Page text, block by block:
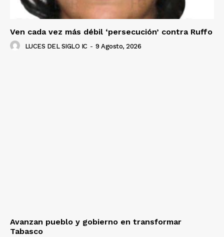
Ven cada vez más débil ‘persecución’ contra Ruffo
LUCES DEL SIGLO IC - 9 Agosto, 2026
Avanzan pueblo y gobierno en transformar
Tabasco